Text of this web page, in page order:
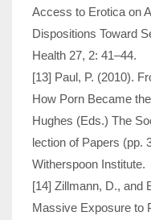
Access to Erotica on
Dispositions Toward
Health 27, 2: 41–44.
[13] Paul, P. (2010).
How Porn Became
Hughes (Eds.) The
lection of Papers (pp.
Witherspoon Institute.
[14] Zillmann, D., and
Massive Exposure to